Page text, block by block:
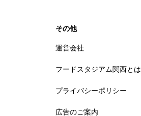
その他
運営会社
フードスタジアム関西とは
プライバシーポリシー
広告のご案内